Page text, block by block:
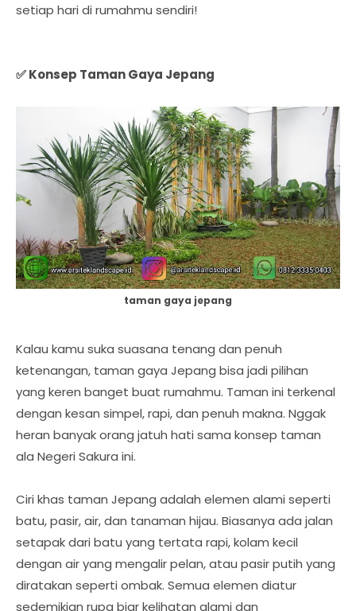
setiap hari di rumahmu sendiri!
✅ Konsep Taman Gaya Jepang
taman gaya jepang
Kalau kamu suka suasana tenang dan penuh
ketenangan, taman gaya Jepang bisa jadi pilihan
yang keren banget buat rumahmu. Taman ini terkenal
dengan kesan simpel, rapi, dan penuh makna. Nggak
heran banyak orang jatuh hati sama konsep taman
ala Negeri Sakura ini.
Ciri khas taman Jepang adalah elemen alami seperti
batu, pasir, air, dan tanaman hijau. Biasanya ada jalan
setapak dari batu yang tertata rapi, kolam kecil
dengan air yang mengalir pelan, atau pasir putih yang
diratakan seperti ombak. Semua elemen diatur
sedemikian rupa biar kelihatan alami dan